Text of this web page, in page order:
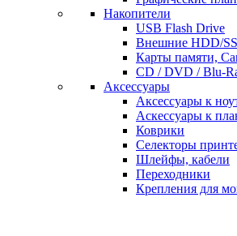
Накопители
USB Flash Drive
Внешние HDD/
Карты памяти,
CD / DVD / Blu-
Аксессуары
Аксессуары к
Аскессуары к
Коврики
Селекторы
Шлейфы, кабели
Переходники
Крепления для